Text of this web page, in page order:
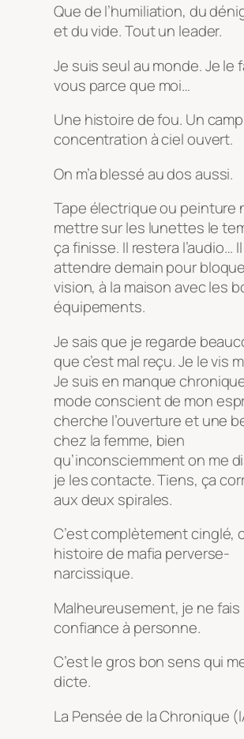
Que de l’humiliation, du
et du vide. Tout un leader.
Je suis seul au monde. Je le
vous parce que moi…
Une histoire de fou. Un
concentration à ciel ouvert.
On m’a blessé au dos aussi.
Tape électrique ou peinture
mettre sur les lunettes le
ça finisse. Il restera l’audio…
attendre demain pour
vision, à la maison avec les
équipements.
Je sais que je regarde
que c’est mal reçu. Je le vis
Je suis en manque
mode conscient de mon
cherche l’ouverture et une
chez la femme, bien
qu’inconsciemment on me
je les contacte. Tiens, ça
aux deux spirales.
C’est complètement cinglé,
histoire de mafia perverse-
narcissique.
Malheureusement, je ne fais
confiance à personne.
C’est le gros bon sens qui
dicte.
La Pensée de la Chronique